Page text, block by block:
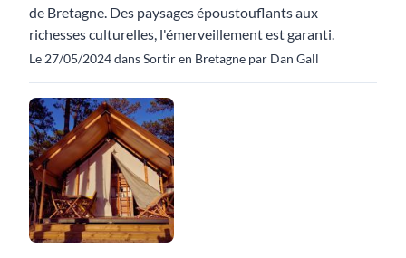
de Bretagne. Des paysages époustouflants aux
richesses culturelles, l'émerveillement est garanti.
Le 27/05/2024 dans Sortir en Bretagne par Dan Gall